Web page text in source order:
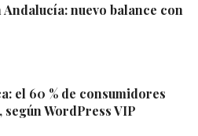
Andalucía: nuevo balance con
el 60 % de consumidores
WordPress VIP